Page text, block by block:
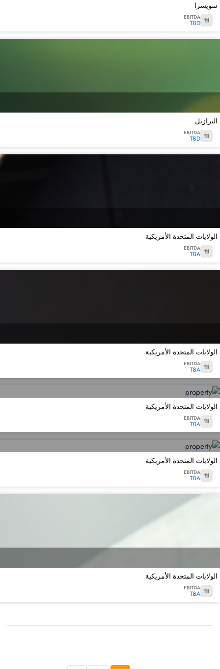
سويسرا
EBITDA
TBD
البرازيل
EBITDA
TBD
الولايات المتحدة الأمريكية
EBITDA
TBA
الولايات المتحدة الأمريكية
EBITDA
TBA
الولايات المتحدة الأمريكية
EBITDA
TBA
الولايات المتحدة الأمريكية
EBITDA
TBA
الولايات المتحدة الأمريكية
EBITDA
TBA